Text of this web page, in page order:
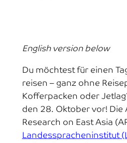
English version below
Du möchtest für einen
reisen – ganz ohne
Kofferpacken oder
den 28. Oktober vor! Die
Research on East Asia
Landesspracheninstitut